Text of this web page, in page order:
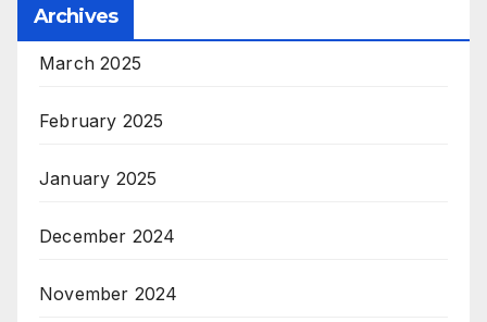
Archives
March 2025
February 2025
January 2025
December 2024
November 2024